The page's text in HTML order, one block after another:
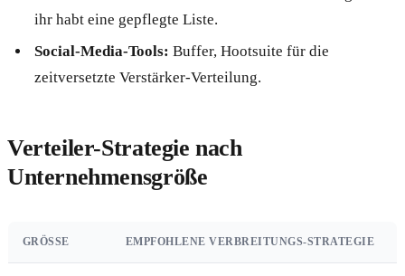
ihr habt eine gepflegte Liste.
Social-Media-Tools: Buffer, Hootsuite für die
zeitversetzte Verstärker-Verteilung.
Verteiler-Strategie nach
Unternehmensgröße
GRÖSSE EMPFOHLENE VERBREITUNGS-STRATEGIE